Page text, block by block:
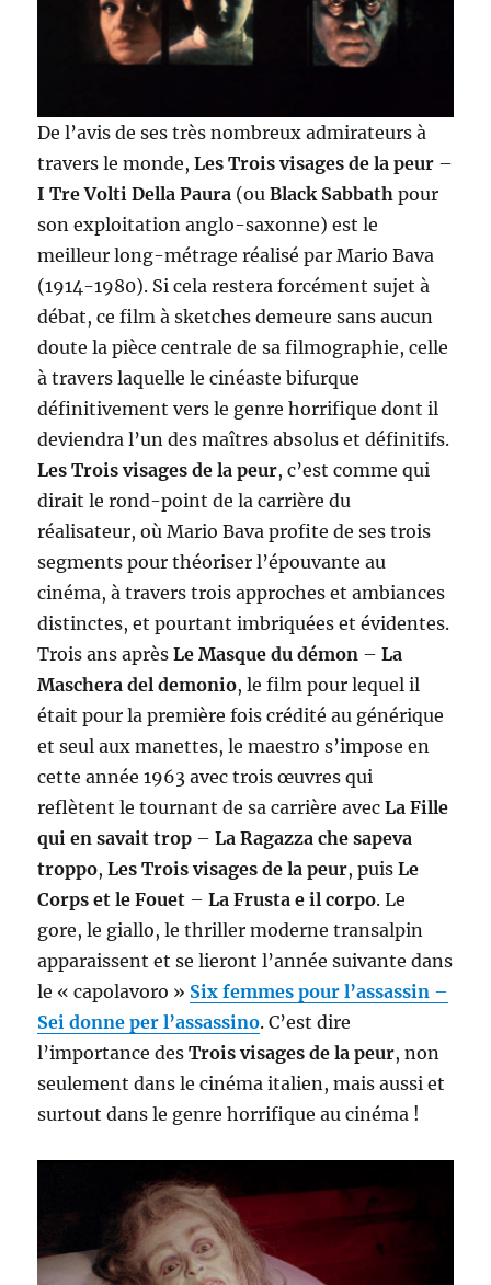
De l’avis de ses très nombreux admirateurs à
travers le monde,Les Trois visages de la peur –
I Tre Volti Della Paura (ouBlack Sabbath pour
son exploitation anglo-saxonne) est le
meilleur long-métrage réalisé par Mario Bava
(1914-1980). Si cela restera forcément sujet à
débat, ce film à sketches demeure sans aucun
doute la pièce centrale de sa filmographie, celle
à travers laquelle le cinéaste bifurque
définitivement vers le genre horrifique dont il
deviendra l’un des maîtres absolus et définitifs.
Les Trois visages de la peur, c’est comme qui
dirait le rond-point de la carrière du
réalisateur, où Mario Bava profite de ses trois
segments pour théoriser l’épouvante au
cinéma, à travers trois approches et ambiances
distinctes, et pourtant imbriquées et évidentes.
Trois ans aprèsLe Masque du démon –La
Maschera del demonio, le film pour lequel il
était pour la première fois crédité au générique
et seul aux manettes, le maestro s’impose en
cette année 1963 avec trois œuvres qui
reflètent le tournant de sa carrière avecLa Fille
qui en savait trop –La Ragazza che sapeva
troppo,Les Trois visages de la peur, puisLe
Corps et le Fouet –La Frusta e il corpo. Le
gore, le giallo, le thriller moderne transalpin
apparaissent et se lieront l’année suivante dans
le « capolavoro » Six femmes pour l’assassin –
Sei donne per l’assassino. C’est dire
l’importance desTrois visages de la peur, non
seulement dans le cinéma italien, mais aussi et
surtout dans le genre horrifique au cinéma !